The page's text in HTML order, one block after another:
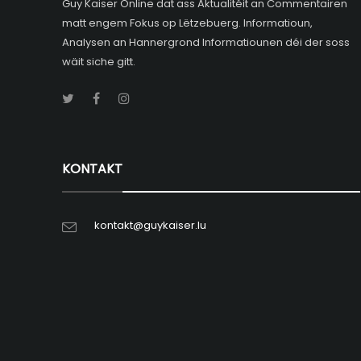
Guy Kaiser Online dat ass Aktualitéit an Commentairen
matt engem Fokus op Lëtzebuerg. Informatioun,
Analysen an Hannergrond Informatiounen déi der soss
wäit siche gitt.
KONTAKT
kontakt@guykaiser.lu